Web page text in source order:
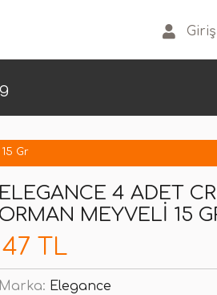
Gr
ELEGANCE 4 ADET
ORMAN MEYVELI 15
47 TL
Marka: Elegance